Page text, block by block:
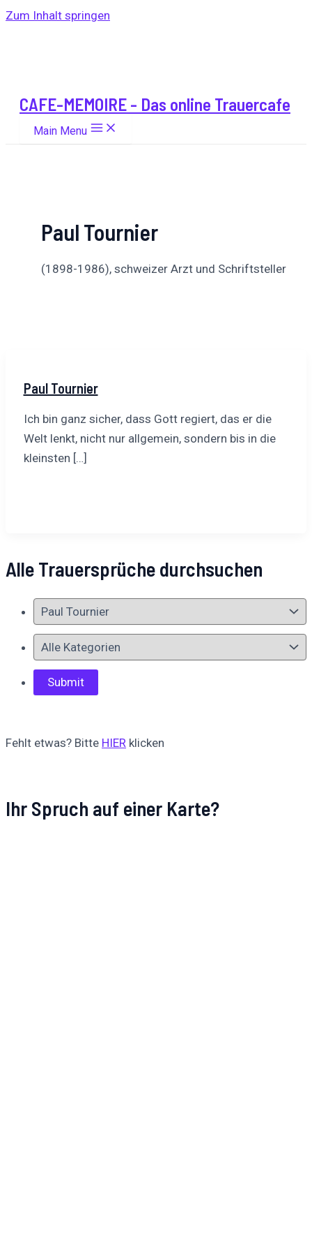
Zum Inhalt springen
CAFE-MEMOIRE - Das online Trauercafe
Main Menu
Paul Tournier
(1898-1986), schweizer Arzt und Schriftsteller
Paul Tournier
Ich bin ganz sicher, dass Gott regiert, das er die
Welt lenkt, nicht nur allgemein, sondern bis in die
kleinsten […]
Alle Trauersprüche durchsuchen
Fehlt etwas? Bitte HIER klicken
Ihr Spruch auf einer Karte?